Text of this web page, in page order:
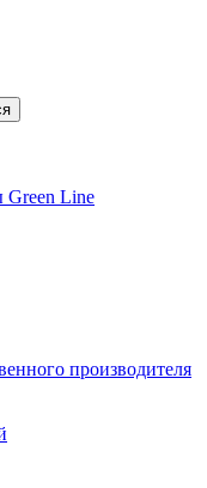
Green Line
производителя